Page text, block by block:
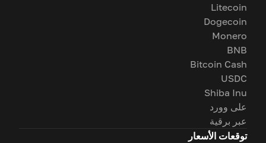
Litecoin
Dogecoin
Monero
BNB
Bitcoin Cash
USDC
Shiba Inu
على وورد
عبر برقية
توقعات الأسعار